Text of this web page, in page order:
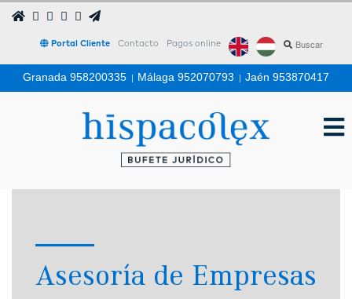
Portal Cliente Contacto Pagos online
Granada 958200335 | Málaga 952070793 | Jaén 953870417
Asesoría de Empresas